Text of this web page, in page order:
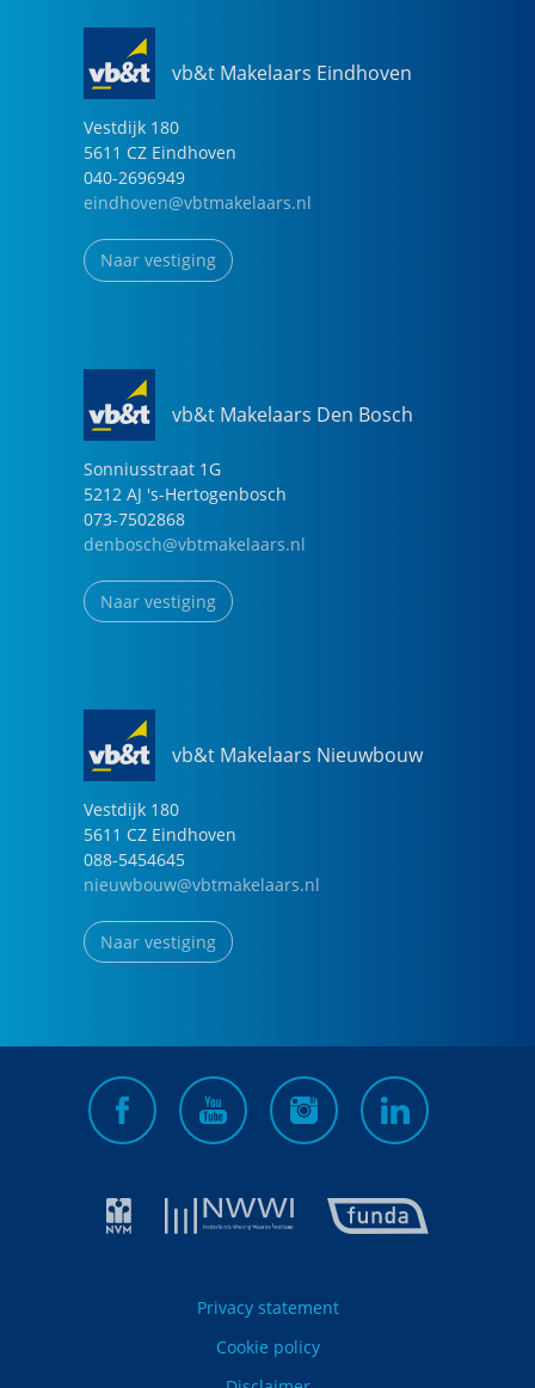
vb&t Makelaars Eindhoven
Vestdijk 180
5611 CZ Eindhoven
040-2696949
eindhoven@vbtmakelaars.nl
Naar vestiging
vb&t Makelaars Den Bosch
Sonniusstraat 1G
5212 AJ 's-Hertogenbosch
073-7502868
denbosch@vbtmakelaars.nl
Naar vestiging
vb&t Makelaars Nieuwbouw
Vestdijk 180
5611 CZ Eindhoven
088-5454645
nieuwbouw@vbtmakelaars.nl
Naar vestiging
Privacy statement
Cookie policy